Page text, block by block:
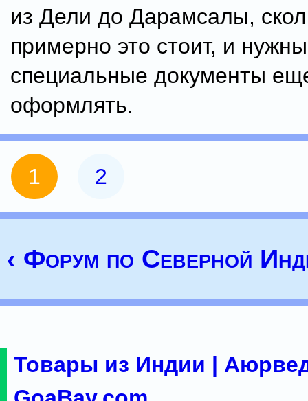
из Дели до Дарамсалы,
примерно это стоит, и
специальные документы
оформлять.
1 2
‹ Форум по Северной
Товары из Индии |